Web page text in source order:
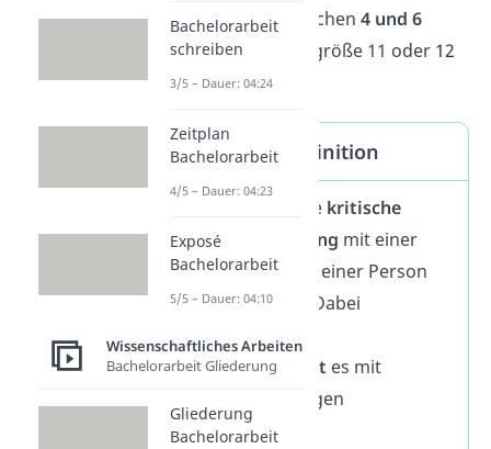
Meist musst du zwischen 4 und 6
Seitenin der Schriftgröße 11 oder 12
schreiben.
Reflexion — Definition
Reflexion meint die kritische
Auseinandersetzung mit einer
erlebten Situation, einer Person
oder einer Sache. Dabei
überprüfst du das
Erlebte,vergleichst es mit
anderen Erfahrungen
undbewertest
Bachelorarbeit
schreiben
3/5 – Dauer: 04:24
Zeitplan
Bachelorarbeit
4/5 – Dauer: 04:23
Exposé
Bachelorarbeit
5/5 – Dauer: 04:10
Wissenschaftliches Arbeiten
Bachelorarbeit Gliederung
Gliederung
Bachelorarbeit